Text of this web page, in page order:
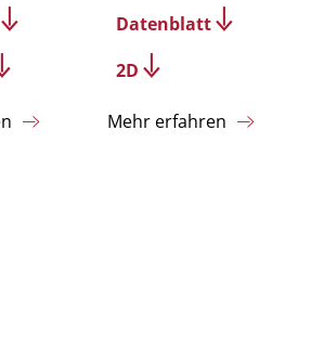
Datenblatt
2D
Mehr erfahren